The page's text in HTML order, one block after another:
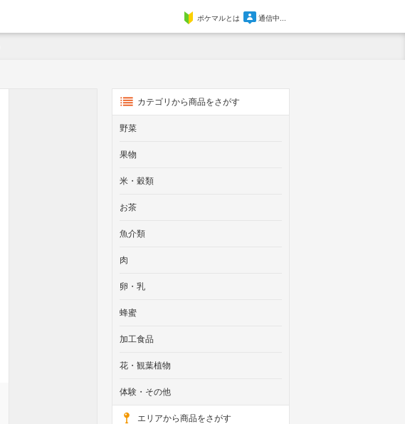
ポケマルとは 通信中...
カテゴリから商品をさがす
野菜
果物
米・穀類
お茶
魚介類
肉
卵・乳
蜂蜜
加工食品
花・観葉植物
体験・その他
エリアから商品をさがす